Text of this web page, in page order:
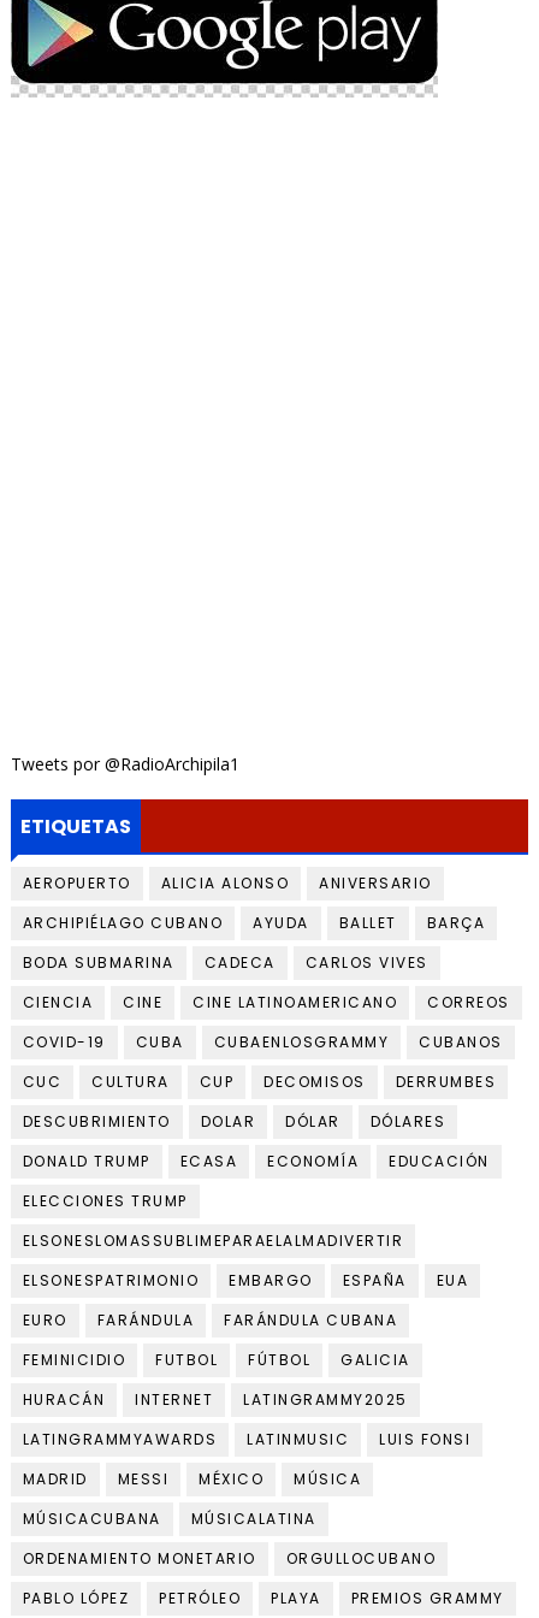
Tweets por @RadioArchipila1
ETIQUETAS
AEROPUERTO ALICIA ALONSO
ANIVERSARIO
ARCHIPIÉLAGO CUBANO
AYUDA BALLET
BARÇA
BODA SUBMARINA
CADECA
CARLOS VIVES
CIENCIA
CINE CINE LATINOAMERICANO
CORREOS
COVID-19
CUBA CUBAENLOSGRAMMY
CUBANOS
CUC
CULTURA CUP DECOMISOS
DERRUMBES
DESCUBRIMIENTO
DOLAR DÓLAR
DÓLARES
DONALD TRUMP
ECASA ECONOMÍA
EDUCACIÓN
ELECCIONES TRUMP
ELSONESLOMASSUBLIMEPARAELALMADIVERTIR
ELSONESPATRIMONIO
EMBARGO ESPAÑA
EUA
EURO
FARÁNDULA
FARÁNDULA CUBANA
FEMINICIDIO
FUTBOL FÚTBOL
GALICIA
HURACÁN
INTERNET
LATINGRAMMY2025
LATINGRAMMYAWARDS
LATINMUSIC
LUIS FONSI
MADRID
MESSI MÉXICO
MÚSICA
MÚSICACUBANA
MÚSICALATINA
ORDENAMIENTO MONETARIO
ORGULLOCUBANO
PABLO LÓPEZ
PETRÓLEO PLAYA PREMIOS GRAMMY